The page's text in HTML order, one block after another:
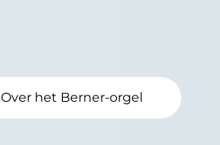
Over het Berner-orgel